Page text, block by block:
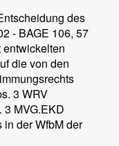
des
- BAGE 106, 57
die von den
3 WRV
MVG.EKD
in der WfbM der